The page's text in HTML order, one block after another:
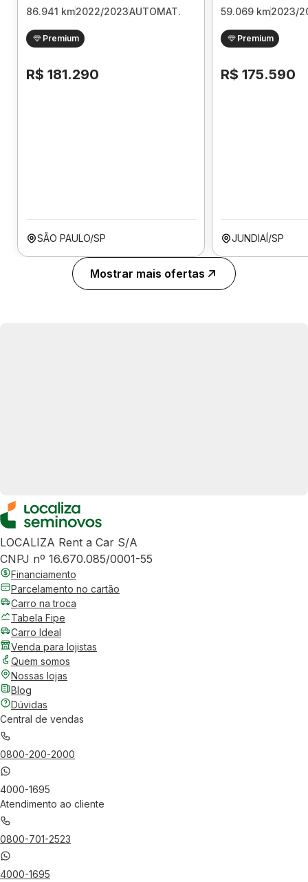
86.941 km2022/2023AUTOMAT.
Premium
R$ 181.290
SÃO PAULO/SP
59.069 km2023/
Premium
R$ 175.590
JUNDIAÍ/SP
Mostrar mais ofertas
LOCALIZA Rent a Car S/A
CNPJ nº 16.670.085/0001-55
Financiamento
Parcelamento no cartão
Carro na troca
Tabela Fipe
Carro Ideal
Venda para lojistas
Quem somos
Nossas lojas
Blog
Dúvidas
Central de vendas
0800-200-2000
4000-1695
Atendimento ao cliente
0800-701-2523
4000-1695